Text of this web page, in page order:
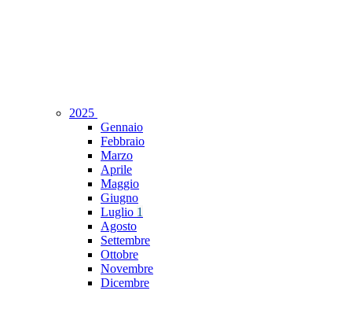
2025
Gennaio
Febbraio
Marzo
Aprile
Maggio
Giugno
Luglio 1
Agosto
Settembre
Ottobre
Novembre
Dicembre